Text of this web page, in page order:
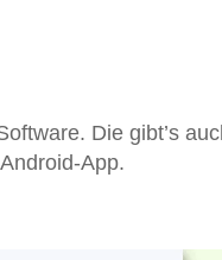
Die gibt’s
App.